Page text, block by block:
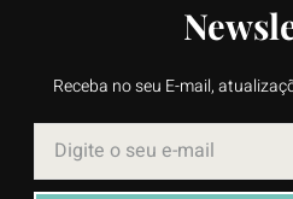
Receba no seu E-mail,